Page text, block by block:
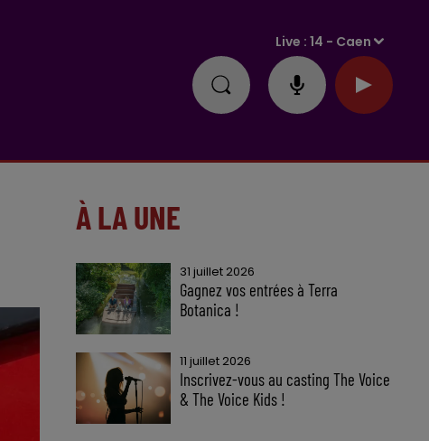
Live :14 - Caen
À LA UNE
31 juillet 2026
Gagnez vos entrées à Terra
Botanica !
11 juillet 2026
Inscrivez-vous au casting The Voice
& The Voice Kids !